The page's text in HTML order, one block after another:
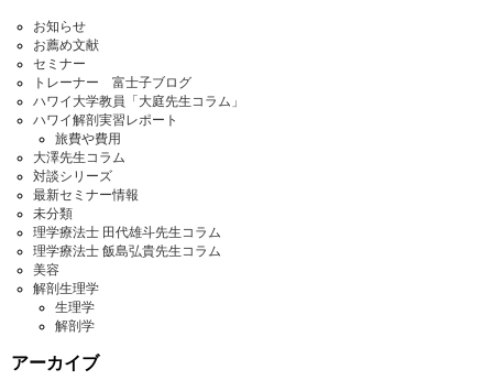
お知らせ
お薦め文献
セミナー
トレーナー 富士子ブログ
ハワイ大学教員「大庭先生コラム」
ハワイ解剖実習レポート
旅費や費用
大澤先生コラム
対談シリーズ
最新セミナー情報
未分類
理学療法士 田代雄斗先生コラム
理学療法士 飯島弘貴先生コラム
美容
解剖生理学
生理学
解剖学
アーカイブ